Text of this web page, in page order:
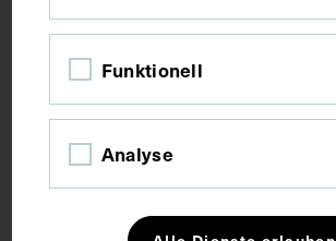
Schlagwörter
Funktionell
Analyse